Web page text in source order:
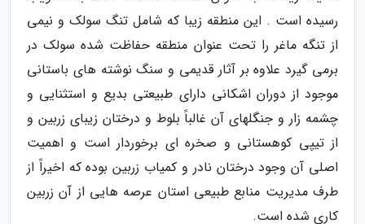
رسیده است . این منطقه زیبا که شامل تنگ سولک و نیمی
از تنگه ماغر را تحت عنوان منطقه حفاظت شده سولک در
برمی گیرد علاوه بر آثار قدیمی و سنگ نوشته های باستانی
موجود از دوران اشکانی دارای طبیعتی بدیع و استثنایی و
چشمه زار و جنگلهای آن غالباً بلوط و درختان زیبای زربین و
از تیپی کوهستانی و صخره ای برخوردار است و اهمیت
اصلی آن وجود درختان نادر و کمیاب زربین بوده که اخیراً از
طرف مدیریت منابع طبیعی استان عرصه هایی از آن زربین
کاری شده است.